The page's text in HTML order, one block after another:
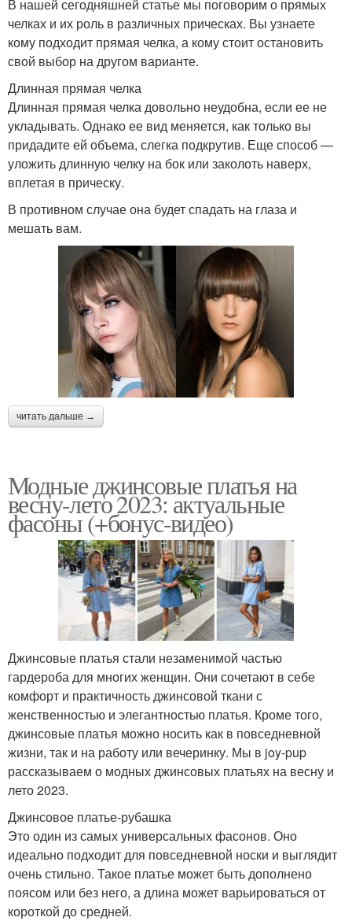
В нашей сегодняшней статье мы поговорим о прямых
челках и их роль в различных прическах. Вы узнаете
кому подходит прямая челка, а кому стоит остановить
свой выбор на другом варианте.
Длинная прямая челка
Длинная прямая челка довольно неудобна, если ее не
укладывать. Однако ее вид меняется, как только вы
придадите ей объема, слегка подкрутив. Еще способ —
уложить длинную челку на бок или заколоть наверх,
вплетая в прическу.
В противном случае она будет спадать на глаза и
мешать вам.
читать дальше →
Модные джинсовые платья на
весну-лето 2023: актуальные
фасоны (+бонус-видео)
Джинсовые платья стали незаменимой частью
гардероба для многих женщин. Они сочетают в себе
комфорт и практичность джинсовой ткани с
женственностью и элегантностью платья. Кроме того,
джинсовые платья можно носить как в повседневной
жизни, так и на работу или вечеринку. Мы в joy-pup
рассказываем о модных джинсовых платьях на весну и
лето 2023.
Джинсовое платье-рубашка
Это один из самых универсальных фасонов. Оно
идеально подходит для повседневной носки и выглядит
очень стильно. Такое платье может быть дополнено
поясом или без него, а длина может варьироваться от
короткой до средней.